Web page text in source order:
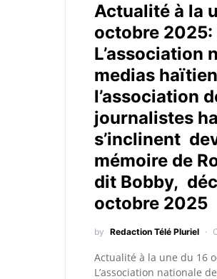
Actualité à la
octobre 2025:
L’association
medias
l’association
journalistes
s’inclinent
mémoire de
dit Bobby,
octobre 2025
by Redaction Télé Pluriel
Actualité à la une du 16
L’association nationale